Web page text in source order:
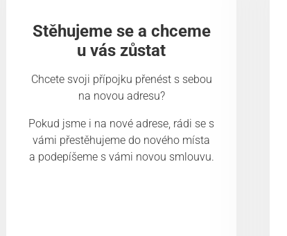
Stěhujeme se a chceme
u vás zůstat
Chcete svoji přípojku přenést s sebou
na novou adresu?
Pokud jsme i na nové adrese, rádi se s
vámi přestěhujeme do nového místa
a podepíšeme s vámi novou smlouvu.